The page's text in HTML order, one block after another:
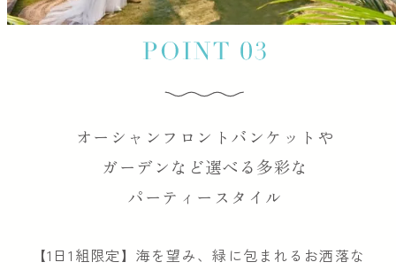
オーシャンフロントバンケットや
ガーデンなど選べる多彩な
パーティースタイル
【1日1組限定】海を望み、緑に包まれるお洒落な